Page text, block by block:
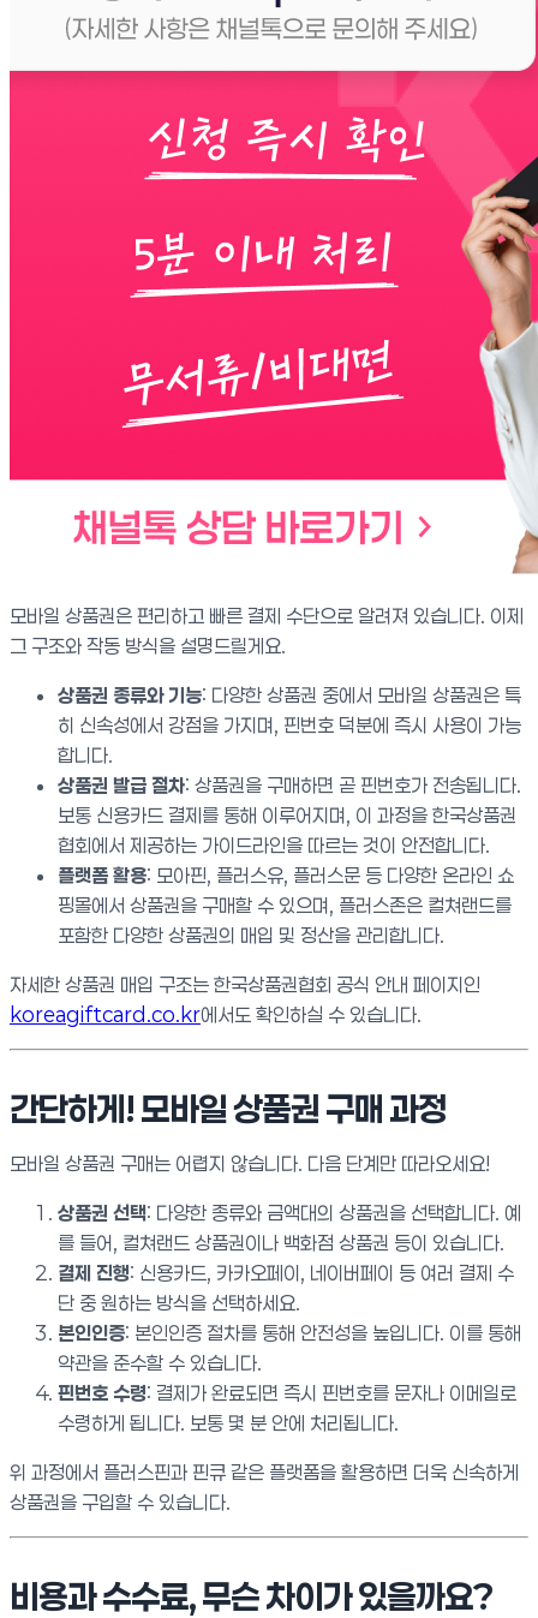
모바일 상품권은 편리하고 빠른 결제 수단으로 알려져 있습니다. 이제
그 구조와 작동 방식을 설명드릴게요.
상품권 종류와 기능: 다양한 상품권 중에서 모바일 상품권은 특
히 신속성에서 강점을 가지며, 핀번호 덕분에 즉시 사용이 가능
합니다.
상품권 발급 절차: 상품권을 구매하면 곧 핀번호가 전송됩니다.
보통 신용카드 결제를 통해 이루어지며, 이 과정을 한국상품권
협회에서 제공하는 가이드라인을 따르는 것이 안전합니다.
플랫폼 활용: 모아핀, 플러스유, 플러스문 등 다양한 온라인 쇼
핑몰에서 상품권을 구매할 수 있으며, 플러스존은 컬쳐랜드를
포함한 다양한 상품권의 매입 및 정산을 관리합니다.
자세한 상품권 매입 구조는 한국상품권협회 공식 안내 페이지인
koreagiftcard.co.kr에서도 확인하실 수 있습니다.
간단하게! 모바일 상품권 구매 과정
모바일 상품권 구매는 어렵지 않습니다. 다음 단계만 따라오세요!
상품권 선택: 다양한 종류와 금액대의 상품권을 선택합니다. 예
를 들어, 컬쳐랜드 상품권이나 백화점 상품권 등이 있습니다.
결제 진행: 신용카드, 카카오페이, 네이버페이 등 여러 결제 수
단 중 원하는 방식을 선택하세요.
본인인증: 본인인증 절차를 통해 안전성을 높입니다. 이를 통해
약관을 준수할 수 있습니다.
핀번호 수령: 결제가 완료되면 즉시 핀번호를 문자나 이메일로
수령하게 됩니다. 보통 몇 분 안에 처리됩니다.
위 과정에서 플러스핀과 핀큐 같은 플랫폼을 활용하면 더욱 신속하게
상품권을 구입할 수 있습니다.
비용과 수수료, 무슨 차이가 있을까요?